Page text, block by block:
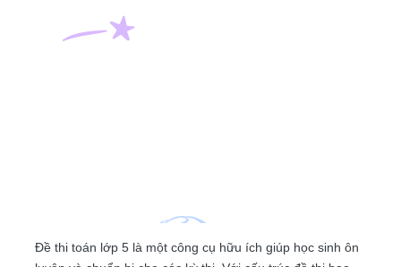
Đề thi toán lớp 5 là một công cụ hữu ích giúp học sinh ôn